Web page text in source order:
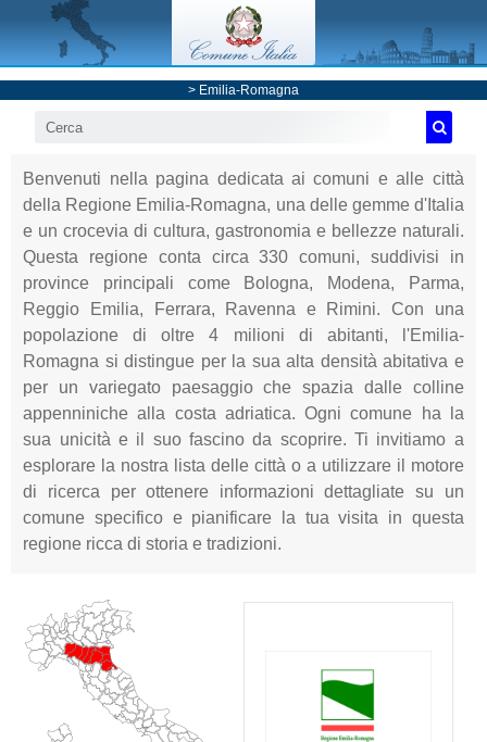
> Emilia-Romagna
Benvenuti nella pagina dedicata ai comuni e alle città
della Regione Emilia-Romagna, una delle gemme d'Italia
e un crocevia di cultura, gastronomia e bellezze naturali.
Questa regione conta circa 330 comuni, suddivisi in
province principali come Bologna, Modena, Parma,
Reggio Emilia, Ferrara, Ravenna e Rimini. Con una
popolazione di oltre 4 milioni di abitanti, l'Emilia-
Romagna si distingue per la sua alta densità abitativa e
per un variegato paesaggio che spazia dalle colline
appenniniche alla costa adriatica. Ogni comune ha la
sua unicità e il suo fascino da scoprire. Ti invitiamo a
esplorare la nostra lista delle città o a utilizzare il motore
di ricerca per ottenere informazioni dettagliate su un
comune specifico e pianificare la tua visita in questa
regione ricca di storia e tradizioni.